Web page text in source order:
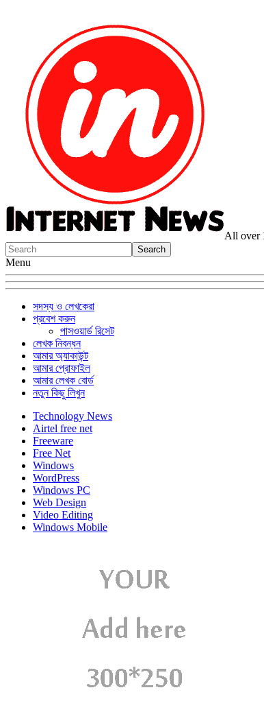
All over
Menu
সদস্য ও লেখকেরা
প্রবেশ করুন
পাসওয়ার্ড রিসেট
লেখক নিবন্ধন
আমার অ্যাকাউন্ট
আমার প্রোফাইল
আমার লেখক বোর্ড
নতুন কিছু লিখুন
Technology News
Airtel free net
Freeware
Free Net
Windows
WordPress
Windows PC
Web Design
Video Editing
Windows Mobile